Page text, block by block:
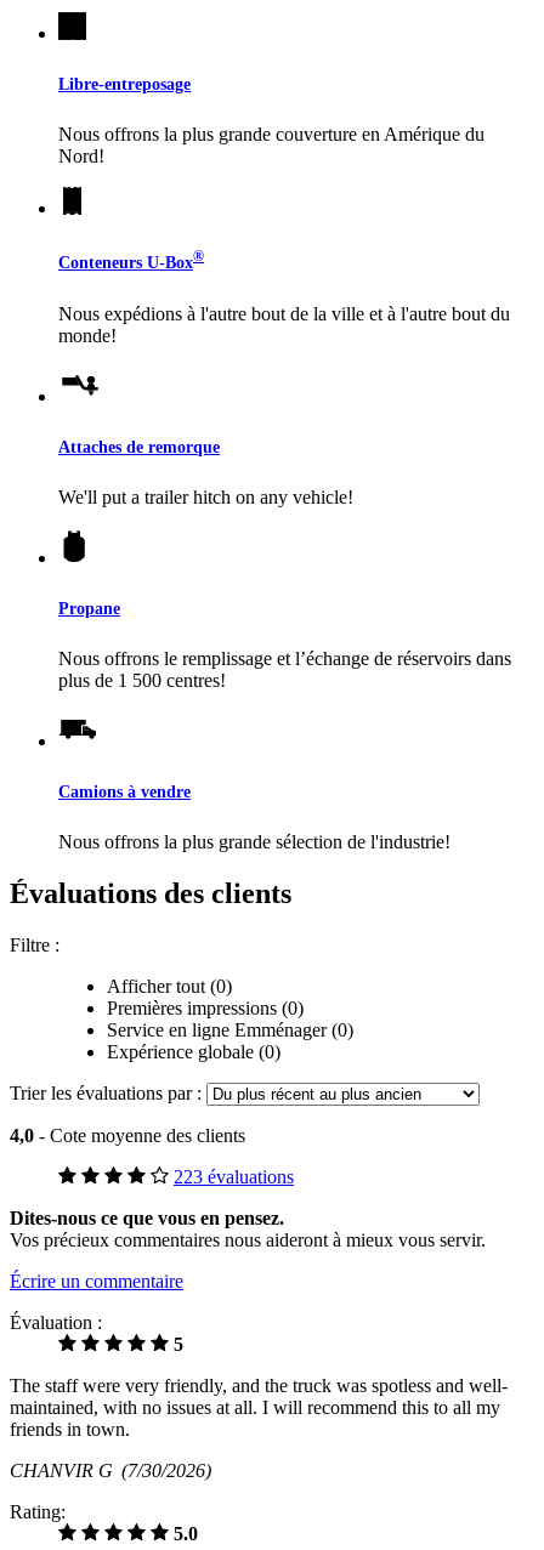
Libre-entreposage
Nous offrons la plus grande couverture en Amérique du
Nord!
Conteneurs U-Box®
Nous expédions à l'autre bout de la ville et à l'autre bout du
monde!
Attaches de remorque
We'll put a trailer hitch on any vehicle!
Propane
Nous offrons le remplissage et l’échange de réservoirs dans
plus de 1 500 centres!
Camions à vendre
Nous offrons la plus grande sélection de l'industrie!
Évaluations des clients
Filtre :
Afficher tout (0)
Premières impressions (0)
Service en ligne Emménager (0)
Expérience globale (0)
Trier les évaluations par :
4,0 - Cote moyenne des clients
223 évaluations
Dites-nous ce que vous en pensez.
Vos précieux commentaires nous aideront à mieux vous servir.
Écrire un commentaire
Évaluation :
5
The staff were very friendly, and the truck was spotless and well-
maintained, with no issues at all. I will recommend this to all my
friends in town.
CHANVIR G (7/30/2026)
Rating:
5.0